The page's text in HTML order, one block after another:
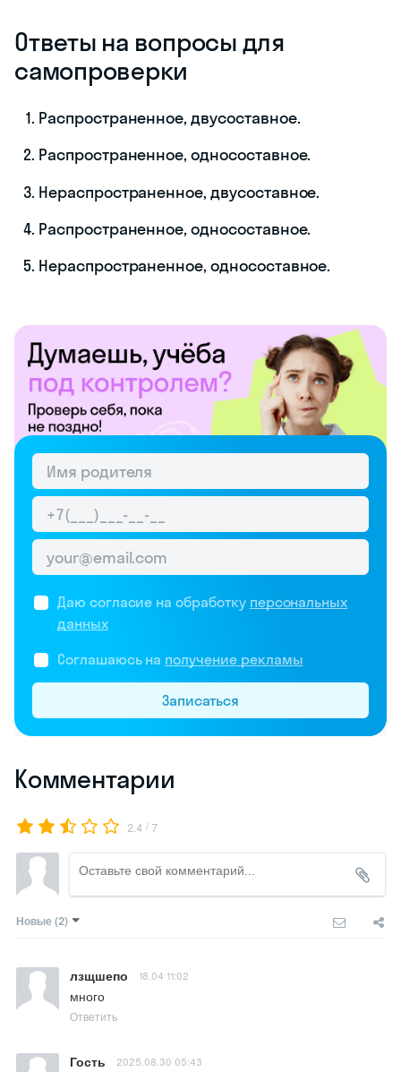
Ответы на вопросы для
самопроверки
Распространенное, двусоставное.
Распространенное, односоставное.
Нераспространенное, двусоставное.
Распространенное, односоставное.
Нераспространенное, односоставное.
Даю согласие на обработку персональных
данных
Соглашаюсь на получение рекламы
Записаться
Комментарии
2.4 / 7
Новые (2)
лзщшепо 18.04 11:02
много
Ответить
Гость 2025.08.30 05:43